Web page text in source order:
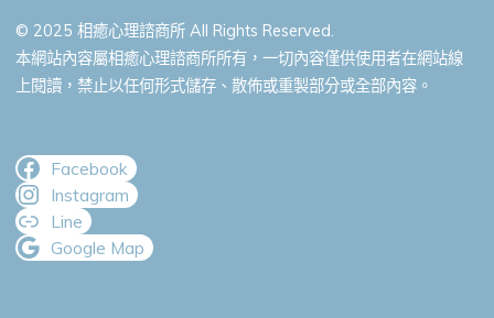
© 2025 相癒心理諮商所 All Rights Reserved.
本網站內容屬相癒心理諮商所所有，一切內容僅供使用者在網站線
上閱讀，禁止以任何形式儲存、散佈或重製部分或全部內容。
Facebook
Instagram
Line
Google Map